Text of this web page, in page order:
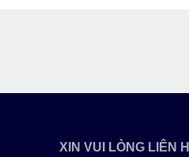
XIN VUI LÒNG LIÊN